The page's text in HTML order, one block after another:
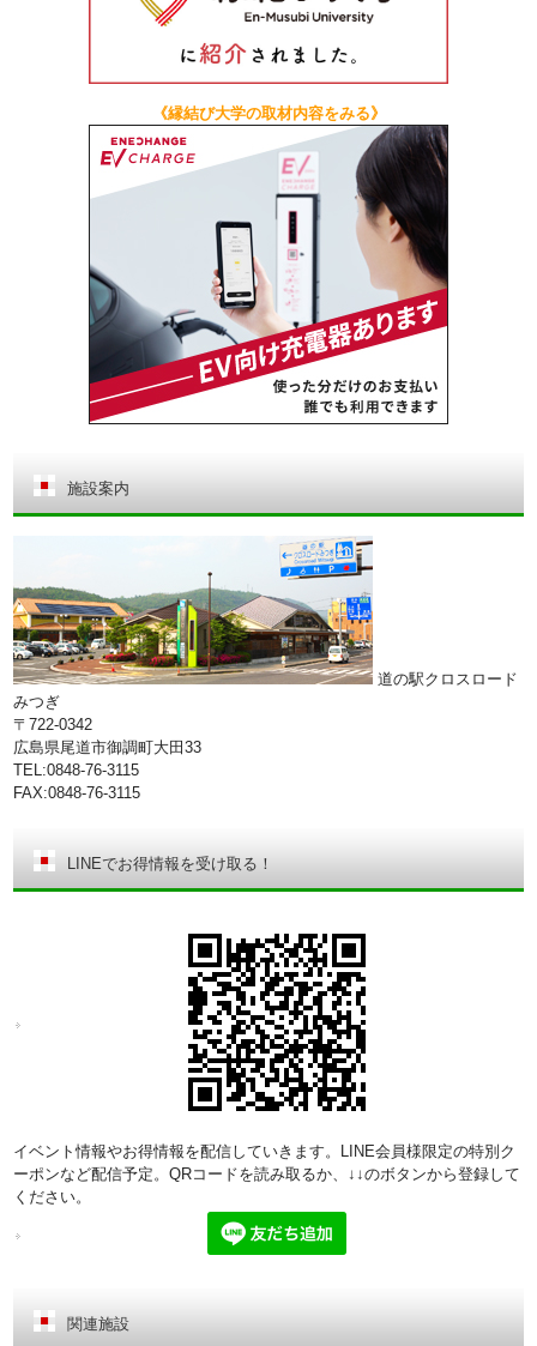
《縁結び大学の取材内容をみる》
施設案内
道の駅クロスロード
みつぎ
〒722-0342
広島県尾道市御調町大田33
TEL:0848-76-3115
FAX:0848-76-3115
LINEでお得情報を受け取る！
イベント情報やお得情報を配信していきます。LINE会員様限定の特別ク
ーポンなど配信予定。QRコードを読み取るか、↓↓のボタンから登録して
ください。
関連施設